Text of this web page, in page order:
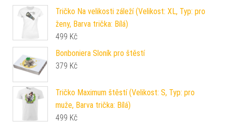
Tričko Na velikosti záleží (Velikost: XL, Typ: pro
ženy, Barva trička: Bílá)
499 Kč
Bonboniera Sloník pro štěstí
379 Kč
Tričko Maximum štěstí (Velikost: S, Typ: pro
muže, Barva trička: Bílá)
499 Kč